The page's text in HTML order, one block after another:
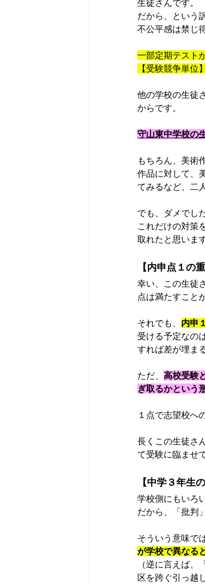
生徒さんです。
だから、という
不公平感は禁じ
一部定期テスト
【受験競争単位
他の学校の生徒
からです。
守山東中学校の
もちろん、美術
作品に対して、
てみるなど、二
でも、ダメでした
これだけの対策
取れたと思います
【内申点１の
幸い、この生徒
点は満たすこと
それでも、 内申
受ける予定なの
すれば差が埋ま
ただ、 高校受験
ぎ取るかという
１点で志望校へ
長くこの生徒さ
て受験に臨ませ
【中学３年生
学校側にもいろ
だから、「批判
そういう意味で
が学校で異なる
（逆に言えば
区を跨ぐ引っ越